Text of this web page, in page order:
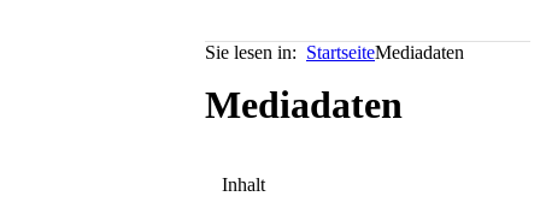
Sie lesen in: StartseiteMediadaten
Mediadaten
Inhalt